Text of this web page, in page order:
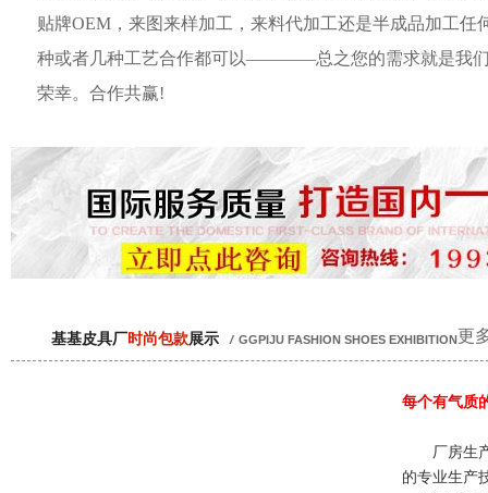
贴牌OEM，来图来样加工，来料代加工还是半成品加工任
种或者几种工艺合作都可以————总之您的需求就是我
荣幸。合作共赢!
更
基基皮具厂时尚包款展示 / GGPIJU FASHION SHOES EXHIBITION
每个有气质
厂房生
的专业生产